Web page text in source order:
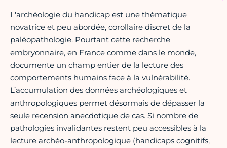
L'archéologie du handicap est une thématique
novatrice et peu abordée, corollaire discret de la
paléopathologie. Pourtant cette recherche
embryonnaire, en France comme dans le monde,
documente un champ entier de la lecture des
comportements humains face à la vulnérabilité.
L’accumulation des données archéologiques et
anthropologiques permet désormais de dépasser la
seule recension anecdotique de cas. Si nombre de
pathologies invalidantes restent peu accessibles à la
lecture archéo-anthropologique (handicaps cognitifs,